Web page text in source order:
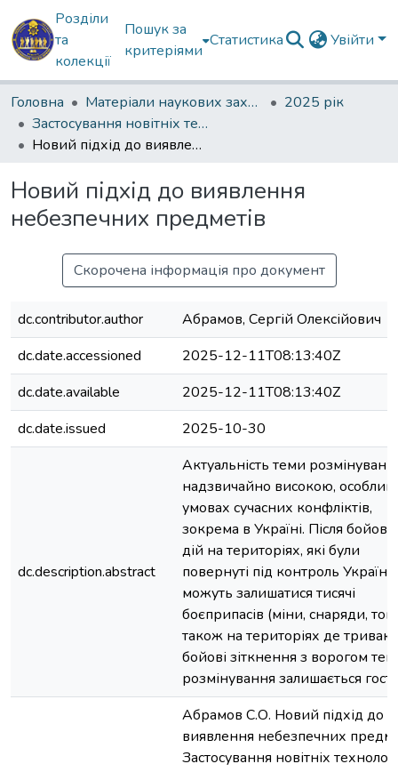
Розділи
та
колекції
Пошук за
критеріями
Статистика Увійти
Головна Матеріали наукових заходів
2025 рік
Застосування новітніх технологій, підходів та методів у підготовці військових фахівці
Новий підхід до виявлення небезпечних предметів
Новий підхід до виявлення
небезпечних предметів
Скорочена інформація про документ
dc.contributor.author
Абрамов, Сергій Олексійович
dc.date.accessioned
2025-12-11T08:13:40Z
dc.date.available
2025-12-11T08:13:40Z
dc.date.issued
2025-10-30
dc.description.abstract
Актуальність теми
надзвичайно високою,
умовах сучасних конфліктів,
зокрема в Україні. Після
дій на територіях, які були
повернуті під контроль України,
можуть залишатися тисячі
боєприпасів (міни, снаряди,
також на територіях де
бойові зіткнення з ворогом
розмінування залишається
Абрамов С.О. Новий підхід до
виявлення небезпечних
Застосування новітніх